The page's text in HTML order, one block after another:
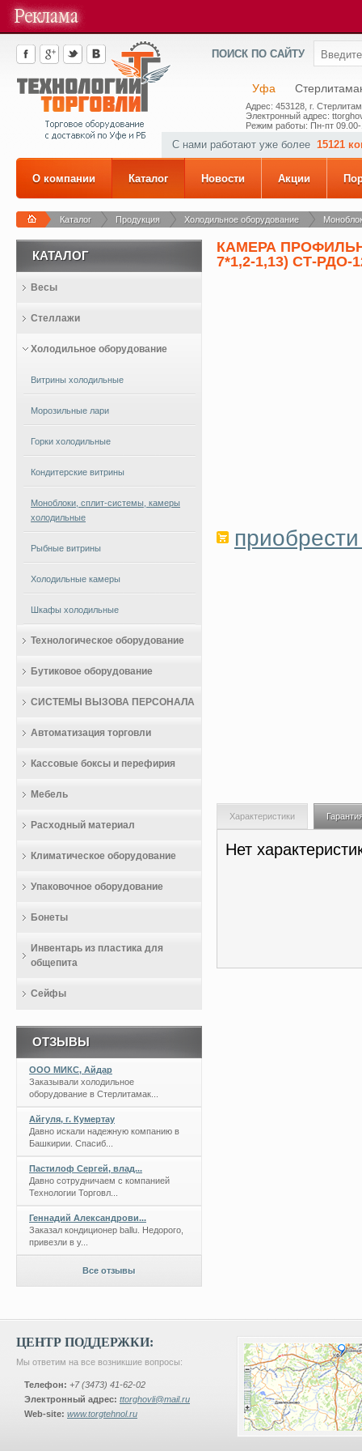
ПОИСК ПО САЙТУ
Уфа
Адрес: 453128, г.
Электронный адрес:
Режим работы: Пн-пт
С нами работают уже более 15121
О компании Каталог Новости Акции
Каталог Продукция Холодильное оборудование
КАМЕРА
7*1,2-1,13) СТ-РДО-
Характеристики
Нет
КАТАЛОГ
Весы
Стеллажи
Холодильное оборудование
Витрины холодильные
Морозильные лари
Горки холодильные
Кондитерские витрины
Моноблоки, сплит-системы, камеры
холодильные
Рыбные витрины
Холодильные камеры
Шкафы холодильные
Технологическое оборудование
Бутиковое оборудование
СИСТЕМЫ ВЫЗОВА ПЕРСОНАЛА
Автоматизация торговли
Кассовые боксы и перефирия
Мебель
Расходный материал
Климатическое оборудование
Упаковочное оборудование
Бонеты
Инвентарь из пластика для
общепита
Сейфы
ОТЗЫВЫ
ООО МИКС, Айдар
Заказывали холодильное
оборудование в Стерлитамак...
Айгуля, г. Кумертау
Давно искали надежную компанию в
Башкирии. Спасиб...
Пастилоф Сергей, влад...
Давно сотрудничаем с компанией
Технологии Торговл...
Геннадий Александрови...
Заказал кондиционер ballu. Недорого,
привезли в у...
Все отзывы
ЦЕНТР ПОДДЕРЖКИ:
Мы ответим на все возникшие вопросы:
Телефон: +7 (3473) 41-62-02
Электронный адрес: ttorghovli@mail.ru
Web-site: www.torgtehnol.ru